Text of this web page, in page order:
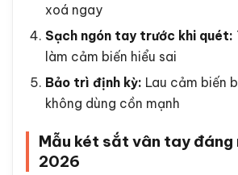
xoá ngay
Sạch ngón tay trước khi quét:
làm cảm biến hiểu sai
Bảo trì định kỳ: Lau cảm biến
không dùng cồn mạnh
Mẫu két sắt vân tay đáng
2026